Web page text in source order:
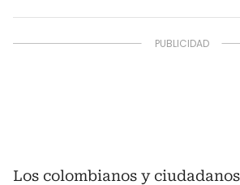
Los colombianos y